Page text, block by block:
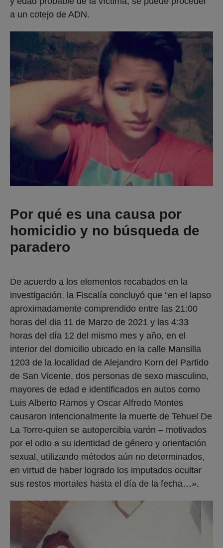
a un cotejo de ADN.
Por qué es una causa por
homicidio y no búsqueda de
paradero
De acuerdo a los elementos recabados en la
investigación, la Fiscalía concluyó que “en el lapso
aproximadamente comprendido entre las 21:00
horas del dia 11 de Marzo de 2021 y las 4:33
horas del día 12 del mismo mes y año, en el
interior del domicilio ubicado en la calle Mansilla
1203 de la localidad de Alejandro Korn del Partido
de San Vicente, dos personas de sexo masculino,
mayores de edad e identificados en autos como
Luis Alberto Ramos y Oscar Alfredo Montes
causaron intencionalmente la muerte de Tehuel De
La Torre-quien se autopercibia varón – motivados
por el odio a su identidad de género y orientación
sexual, utilizando métodos aún no determinados,
en virtud de haber logrado los imputados ocultar
sus restos mortales hasta el día de la fecha…».